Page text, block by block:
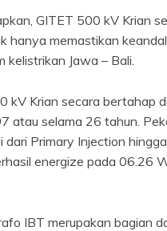
GITET 500 kV Krian
hanya memastikan
Jawa – Bali.
kV Krian secara bertahap
atau selama 26 tahun.
Primary Injection
energize pada 06.26
IBT merupakan bagian